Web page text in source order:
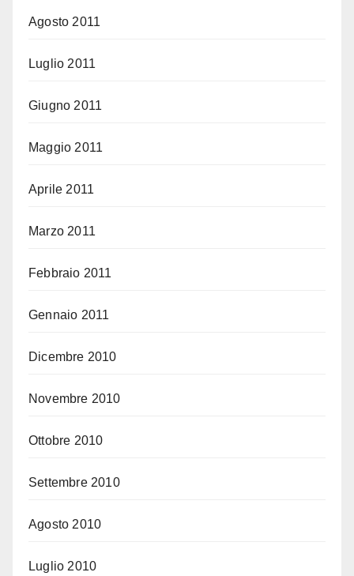
Agosto 2011
Luglio 2011
Giugno 2011
Maggio 2011
Aprile 2011
Marzo 2011
Febbraio 2011
Gennaio 2011
Dicembre 2010
Novembre 2010
Ottobre 2010
Settembre 2010
Agosto 2010
Luglio 2010